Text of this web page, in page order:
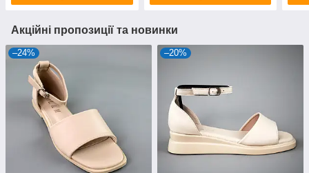
Акційні пропозиції та новинки
–24% –20%